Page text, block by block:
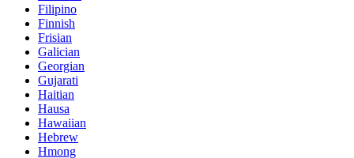
Filipino
Finnish
Frisian
Galician
Georgian
Gujarati
Haitian
Hausa
Hawaiian
Hebrew
Hmong